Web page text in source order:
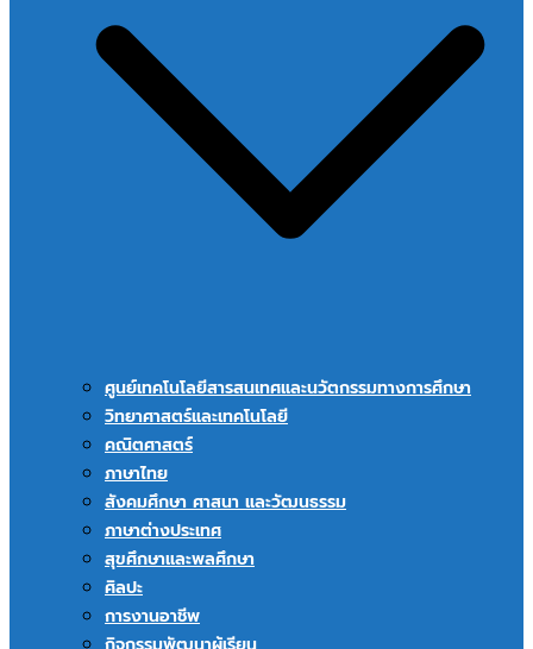
ศูนย์เทคโนโลยีสารสนเทศและนวัตกรรมทางการศึกษา
วิทยาศาสตร์และเทคโนโลยี
คณิตศาสตร์
ภาษาไทย
สังคมศึกษา ศาสนา และวัฒนธรรม
ภาษาต่างประเทศ
สุขศึกษาและพลศึกษา
ศิลปะ
การงานอาชีพ